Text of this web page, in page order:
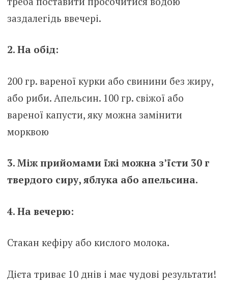
заздалегідь ввечері.
2. На обід:
200 гр. вареної курки або свинини без жиру,
або риби. Апельсин. 100 гр. свіжої або
вареної капусти, яку можна замінити
морквою
3. Між прийомами їжі можна з’їсти 30 г
твердого сиру, яблука або апельсина.
4. На вечерю:
Стакан кефіру або кислого молока.
Дієта триває 10 днів і має чудові результати!